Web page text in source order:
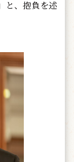
と、抱負を述